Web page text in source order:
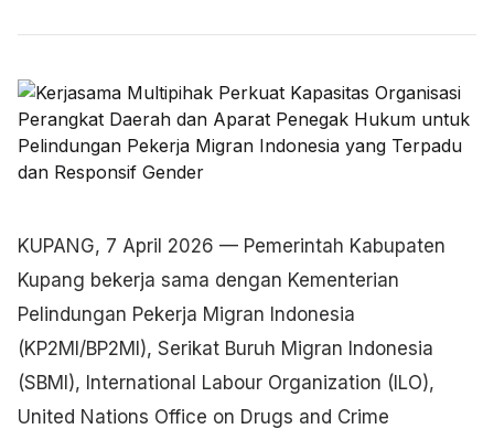
KUPANG, 7 April 2026 — Pemerintah Kabupaten
Kupang bekerja sama dengan Kementerian
Pelindungan Pekerja Migran Indonesia
(KP2MI/BP2MI), Serikat Buruh Migran Indonesia
(SBMI), International Labour Organization (ILO),
United Nations Office on Drugs and Crime